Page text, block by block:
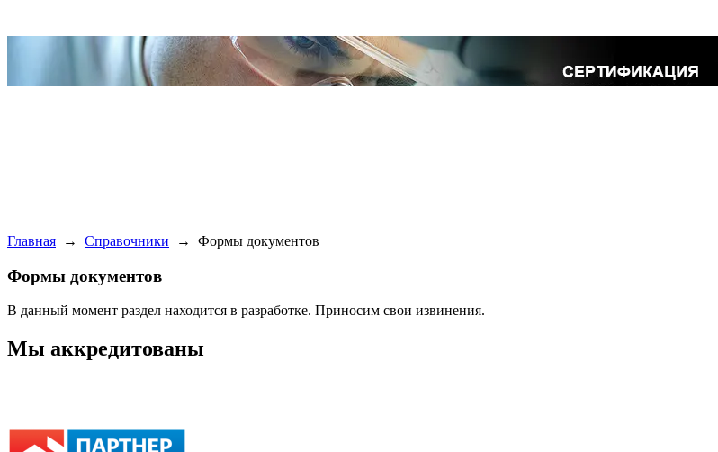
Главная → Справочники → Формы документов
Формы документов
В данный момент раздел находится в разработке. Приносим свои извинения.
Мы аккредитованы